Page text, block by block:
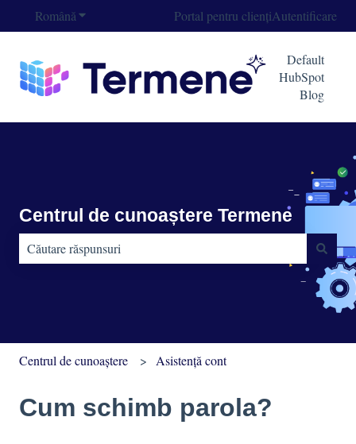
RomânăAfișare submeniu pentru traduceri
Portal pentru cliențiAutentificare
Default
HubSpot
Blog
Centrul de cunoaștere Termene
Nu există sugestii din cauză că este gol câmpul de căutare.
Centrul de cunoaștere Asistenţă cont
Cum schimb parola?